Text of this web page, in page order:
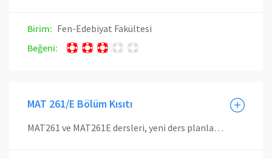
Birim: Fen-Edebiyat Fakültesi
Beğeni:
MAT 261/E Bölüm Kısıtı
MAT261 ve MAT261E dersleri, yeni ders planlarında MAT Havuz kapsamından çıkartılmıştır. 2018 Bahar döneminden itibaren bu dersler sadece eski ders planında zorunlu dersi olan bölümlere açılacaktır. Bu dersleri seçmeli ders olarak alan bölümlerin öğrencilerinden dersi daha önce almış olup tekrardan almak isteyenler, Matematik Bölümü'ne not dökümü çıktılarını ekleyecekleri bir dilekçeyle başvurarak bu derslere, dersler açıldığı sürece kaydolabileceklerdir. dersi daha önce almamış olanlar, derse yazılamayacaklardır. Bu öğrenciler, kendi planlarındaki diğer seçmeli derslerden alacaklardır. MAT261 dersini alabilecek bölümler: BIO, DEN, ELH, END, FIZ, GEM, GEO, ISL, JDF, JEF, KMM, MAD, MTO, TEK, UCK, UZB, UZBM MAT261E dersini alabilecek bölümler: BIO, BIOE, DEN, DENE, END, ENDE, FIZ, FIZE, FIZM, GEM, GEME, GEO, GEOE, ISL, ISLE, JEF, JEFE, KMM, KMME, MAD, MADE, MTO, MTOE, TEKE, UCK, UCKE, UZB, UZBE IML, IMLE, MAK, MAKE, MAKM, MKN bölümlerinin eski plana tabi veya yeni plana tabi tüm öğrencileri denkliği verilmiş olan MAK114/E dersini alacaktır.